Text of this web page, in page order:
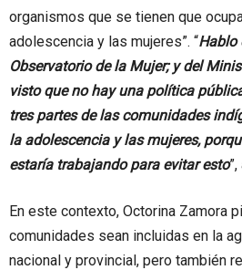
organismos que se tienen que
adolescencia y las mujeres”. “Hablo
Observatorio de la Mujer; y del
visto que no hay una política
tres partes de las comunidades
la adolescencia y las mujeres,
estaría trabajando para evitar esto
En este contexto, Octorina Zamora
comunidades sean incluidas en la
nacional y provincial, pero también